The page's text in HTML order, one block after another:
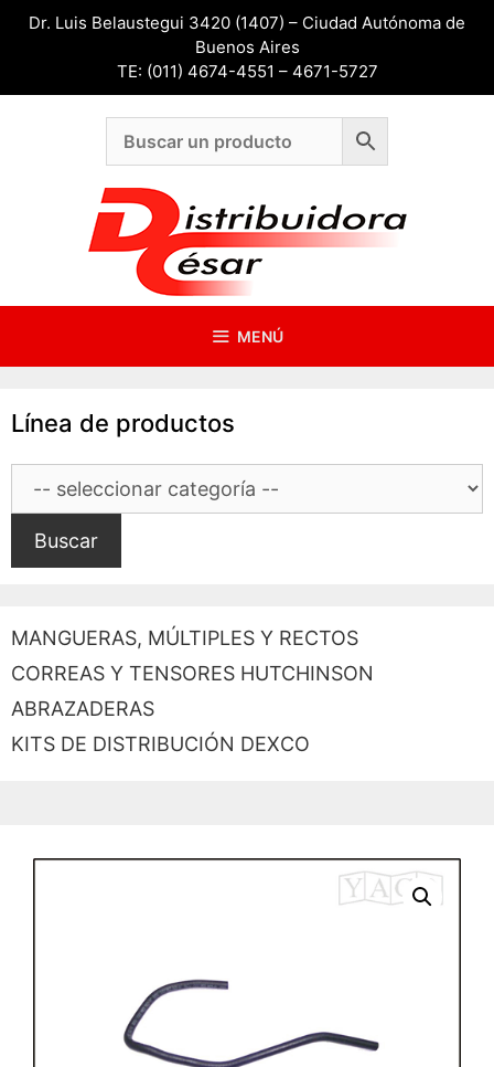
SaltarDr. Luis Belaustegui 3420 (1407) – Ciudad Autónoma de
Buenos Aires
TE: (011) 4674-4551 – 4671-5727
MENÚ
Línea de productos
Buscar
MANGUERAS, MÚLTIPLES Y RECTOS
CORREAS Y TENSORES HUTCHINSON
ABRAZADERAS
KITS DE DISTRIBUCIÓN DEXCO